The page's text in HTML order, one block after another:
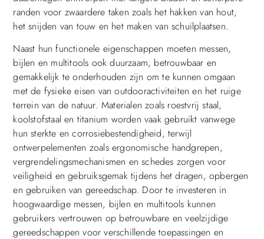
randen voor zwaardere taken zoals het hakken van hout,
het snijden van touw en het maken van schuilplaatsen.
Naast hun functionele eigenschappen moeten messen,
bijlen en multitools ook duurzaam, betrouwbaar en
gemakkelijk te onderhouden zijn om te kunnen omgaan
met de fysieke eisen van outdooractiviteiten en het ruige
terrein van de natuur. Materialen zoals roestvrij staal,
koolstofstaal en titanium worden vaak gebruikt vanwege
hun sterkte en corrosiebestendigheid, terwijl
ontwerpelementen zoals ergonomische handgrepen,
vergrendelingsmechanismen en schedes zorgen voor
veiligheid en gebruiksgemak tijdens het dragen, opbergen
en gebruiken van gereedschap. Door te investeren in
hoogwaardige messen, bijlen en multitools kunnen
gebruikers vertrouwen op betrouwbare en veelzijdige
gereedschappen voor verschillende toepassingen en